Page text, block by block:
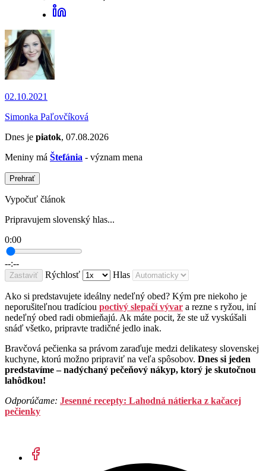
02.10.2021
Simonka Paľovčíková
Dnes je piatok, 07.08.2026
Meniny má Štefánia - význam mena
Prehrať
Vypočuť článok
Pripravujem slovenský hlas...
0:00
--:--
Zastaviť Rýchlosť Hlas
Ako si predstavujete ideálny nedeľný obed? Kým pre niekoho je
neporušiteľnou tradíciou poctivý slepačí vývar a rezne s ryžou, iní
nedeľný obed radi obmieňajú. Ak máte pocit, že ste už vyskúšali
snáď všetko, pripravte tradičné jedlo inak.
Bravčová pečienka sa právom zaraďuje medzi delikatesy slovenskej
kuchyne, ktorú možno pripraviť na veľa spôsobov. Dnes si jeden
predstavíme – nadýchaný pečeňový nákyp, ktorý je skutočnou
lahôdkou!
Odporúčame: Jesenné recepty: Lahodná nátierka z kačacej
pečienky